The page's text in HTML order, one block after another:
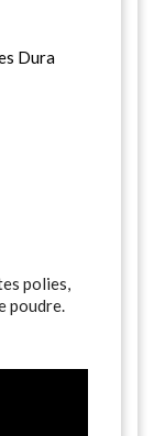
Dura
polies,
poudre.